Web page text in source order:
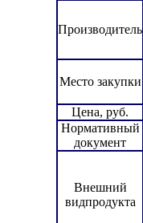
Производитель
Место закупки
Цена, руб.
Нормативный
документ
Внешний
видпродукта